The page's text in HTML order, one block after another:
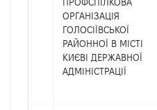
ПРОФСПІЛКОВА
ОРГАНІЗАЦІЯ
ГОЛОСІЇВСЬКОЇ
РАЙОННОЇ В МІСТІ
КИЄВІ ДЕРЖАВНОЇ
АДМІНІСТРАЦІЇ